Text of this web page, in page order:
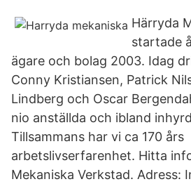
Härryda
startade
ägare och bolag 2003. Idag
Conny Kristiansen, Patrick
Lindberg och Oscar
nio anställda och ibland
Tillsammans har vi ca 170 års
arbetslivserfarenhet. Hitta
Mekaniska Verkstad. Adress: